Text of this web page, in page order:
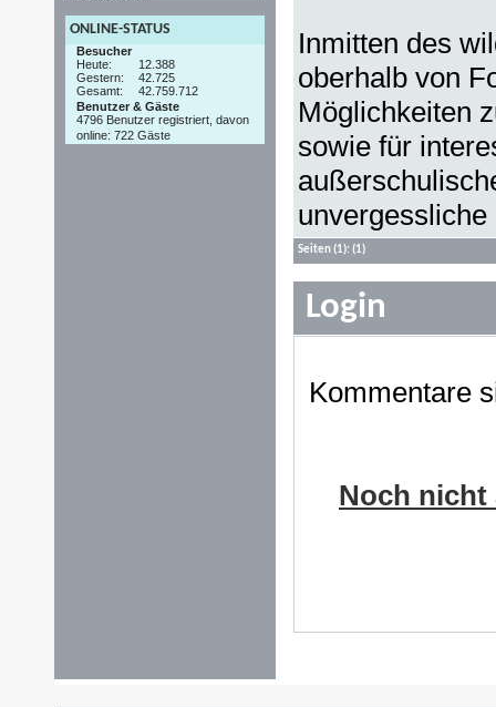
ONLINE-STATUS
Besucher
Heute:
12.388
Gestern:
42.725
Gesamt:
42.759.712
Benutzer & Gäste
4796 Benutzer registriert, davon
online: 722 Gäste
Inmitten des
oberhalb von
Möglichkeiten
sowie für
Seiten(1): (1)
Login
Kommentare
Noch nicht